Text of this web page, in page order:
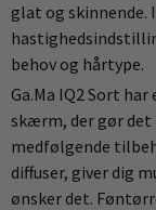
glat og skinnende.
behov og hårtype.
Ga.Ma IQ2 Sort
skærm, der gør
medfølgende
diffuser, giver dig
ønsker det.